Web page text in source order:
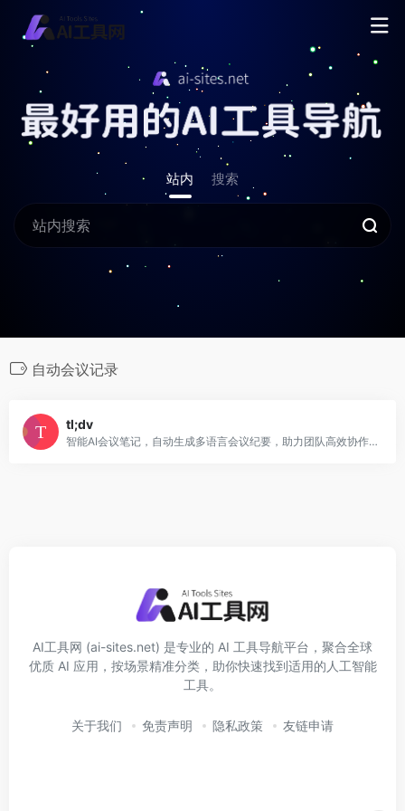
站内 搜索
自动会议记录
tl;dv
智能AI会议笔记，自动生成多语言会议纪要，助力团队高效协作与决策。
AI工具网 (ai-sites.net) 是专业的 AI 工具导航平台，聚合全球
优质 AI 应用，按场景精准分类，助你快速找到适用的人工智能
工具。
关于我们 免责声明 隐私政策 友链申请